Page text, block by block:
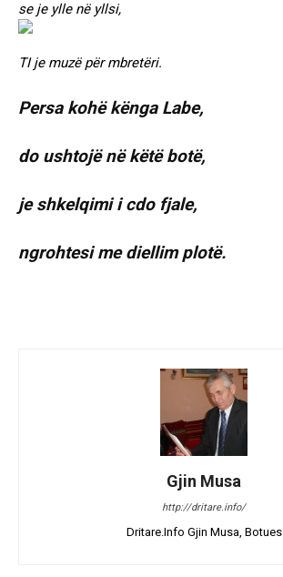
se je ylle në yllsi,
TI je muzë për mbretëri.
Persa kohë kënga Labe,
do ushtojë në këtë botë,
je shkelqimi i cdo fjale,
ngrohtesi me diellim plotë.
Gjin Musa
http://dritare.info/
Dritare.Info Gjin Musa, Botues